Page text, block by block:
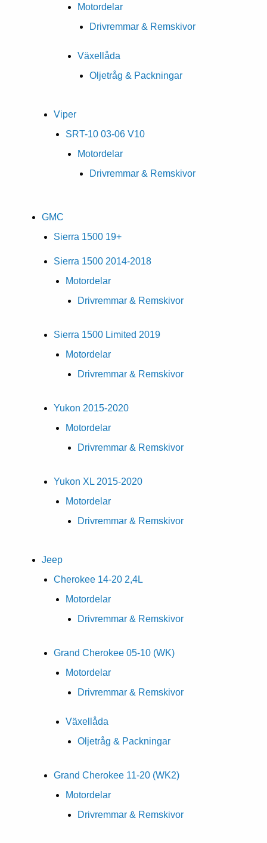
Motordelar
Drivremmar & Remskivor
Växellåda
Oljetråg & Packningar
Viper
SRT-10 03-06 V10
Motordelar
Drivremmar & Remskivor
GMC
Sierra 1500 19+
Sierra 1500 2014-2018
Motordelar
Drivremmar & Remskivor
Sierra 1500 Limited 2019
Motordelar
Drivremmar & Remskivor
Yukon 2015-2020
Motordelar
Drivremmar & Remskivor
Yukon XL 2015-2020
Motordelar
Drivremmar & Remskivor
Jeep
Cherokee 14-20 2,4L
Motordelar
Drivremmar & Remskivor
Grand Cherokee 05-10 (WK)
Motordelar
Drivremmar & Remskivor
Växellåda
Oljetråg & Packningar
Grand Cherokee 11-20 (WK2)
Motordelar
Drivremmar & Remskivor